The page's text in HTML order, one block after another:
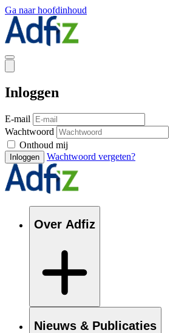
Ga naar hoofdinhoud
Inloggen
E-mail
Wachtwoord
Onthoud mij
Inloggen Wachtwoord vergeten?
Over Adfiz
Nieuws & Publicaties